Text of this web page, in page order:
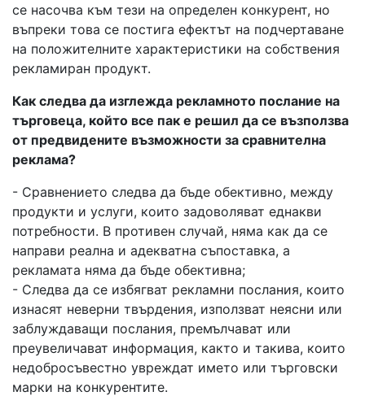
се насочва към тези на определен конкурент, но
въпреки това се постига ефектът на подчертаване
на положителните характеристики на собствения
рекламиран продукт.
Как следва да изглежда рекламното послание на
търговеца, който все пак е решил да се възползва
от предвидените възможности за сравнителна
реклама?
- Сравнението следва да бъде обективно, между
продукти и услуги, които задоволяват еднакви
потребности. В противен случай, няма как да се
направи реална и адекватна съпоставка, а
рекламата няма да бъде обективна;
- Следва да се избягват рекламни послания, които
изнасят неверни твърдения, използват неясни или
заблуждаващи послания, премълчават или
преувеличават информация, както и такива, които
недобросъвестно увреждат името или търговски
марки на конкурентите.